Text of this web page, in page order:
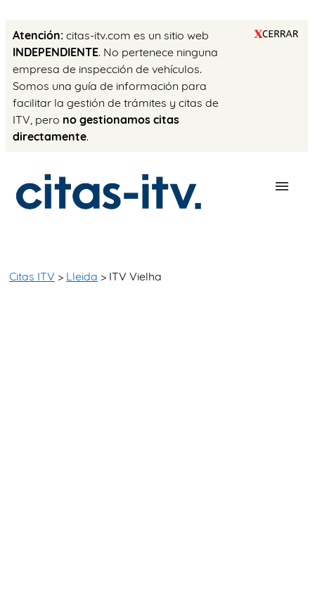
Atención: citas-itv.com es un sitio web
INDEPENDIENTE. No pertenece ninguna
empresa de inspección de vehículos.
Somos una guía de información para
facilitar la gestión de trámites y citas de
ITV, pero no gestionamos citas
directamente.
Citas ITV > Lleida > ITV Vielha